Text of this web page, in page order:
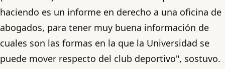
haciendo es un informe en derecho a una oficina de
abogados, para tener muy buena información de
cuales son las formas en la que la Universidad se
puede mover respecto del club deportivo", sostuvo.